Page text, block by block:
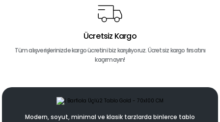
Ücretsiz Kargo
Tüm alışverişlerinizde kargo ücretini biz karşılıyoruz. Ücretsiz kargo fırsatını
kaçırmayın!
Modern, soyut, minimal ve klasik tarzlarda binlerce tablo